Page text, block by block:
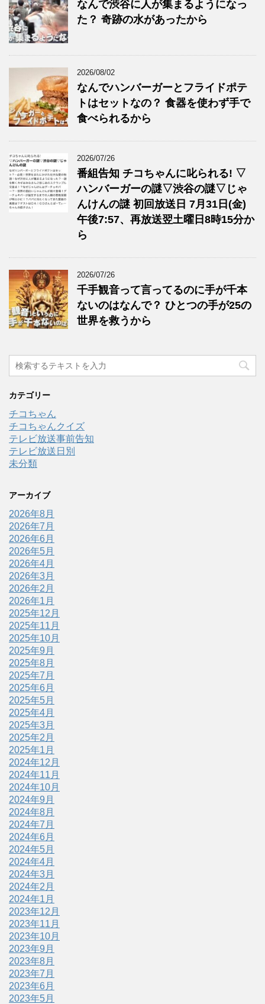
なんで渋谷に人が集まるようになっ
た？ 奇跡の水があったから
2026/08/02
なんでハンバーガーとフライドポテ
トはセットなの？ 食器を使わず手で
食べられるから
2026/07/26
番組告知 チコちゃんに叱られる! ▽
ハンバーガーの謎▽渋谷の謎▽じゃ
んけんの謎 初回放送日 7月31日(金)
午後7:57、再放送翌土曜日8時15分か
ら
2026/07/26
千手観音って言ってるのに手が千本
ないのはなんで？ ひとつの手が25の
世界を救うから
カテゴリー
チコちゃん
チコちゃんクイズ
テレビ放送事前告知
テレビ放送日別
未分類
アーカイブ
2026年8月
2026年7月
2026年6月
2026年5月
2026年4月
2026年3月
2026年2月
2026年1月
2025年12月
2025年11月
2025年10月
2025年9月
2025年8月
2025年7月
2025年6月
2025年5月
2025年4月
2025年3月
2025年2月
2025年1月
2024年12月
2024年11月
2024年10月
2024年9月
2024年8月
2024年7月
2024年6月
2024年5月
2024年4月
2024年3月
2024年2月
2024年1月
2023年12月
2023年11月
2023年10月
2023年9月
2023年8月
2023年7月
2023年6月
2023年5月